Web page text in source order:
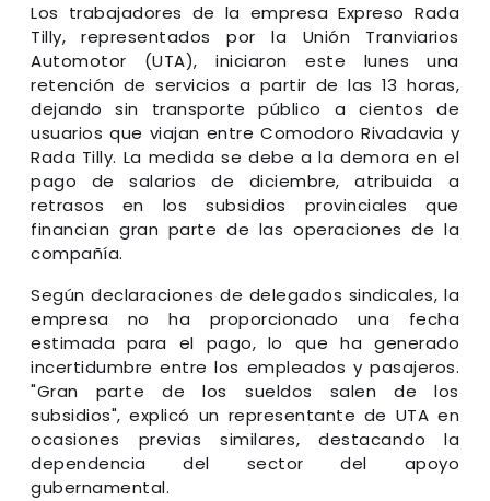
Los trabajadores de la empresa Expreso Rada
Tilly, representados por la Unión Tranviarios
Automotor (UTA), iniciaron este lunes una
retención de servicios a partir de las 13 horas,
dejando sin transporte público a cientos de
usuarios que viajan entre Comodoro Rivadavia y
Rada Tilly. La medida se debe a la demora en el
pago de salarios de diciembre, atribuida a
retrasos en los subsidios provinciales que
financian gran parte de las operaciones de la
compañía.
Según declaraciones de delegados sindicales, la
empresa no ha proporcionado una fecha
estimada para el pago, lo que ha generado
incertidumbre entre los empleados y pasajeros.
"Gran parte de los sueldos salen de los
subsidios", explicó un representante de UTA en
ocasiones previas similares, destacando la
dependencia del sector del apoyo
gubernamental.